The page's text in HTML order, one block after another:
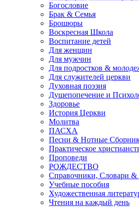
Богословие
Брак & Семья
Брошюры
Воскресная Школа
Воспитание детей
Для женщин
Для мужчин
Для подростков &
Для служителей церкви
Духовная поэзия
Душепопечение и
Здоровье
История Церкви
Молитва
ПАСХА
Песни & Нотные
Практическое
Проповеди
РОЖДЕСТВО
Справочники, Словари
Учебные пособия
Художественная
Чтения на каждый день